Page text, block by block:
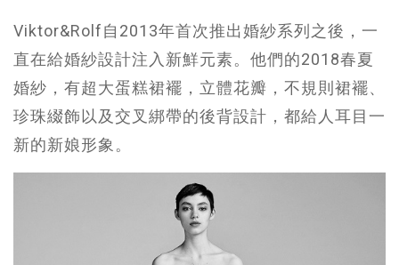
Viktor&Rolf自2013年首次推出婚紗系列之後，一
直在給婚紗設計注入新鮮元素。他們的2018春夏
婚紗，有超大蛋糕裙襬，立體花瓣，不規則裙襬、
珍珠綴飾以及交叉綁帶的後背設計，都給人耳目一
新的新娘形象。